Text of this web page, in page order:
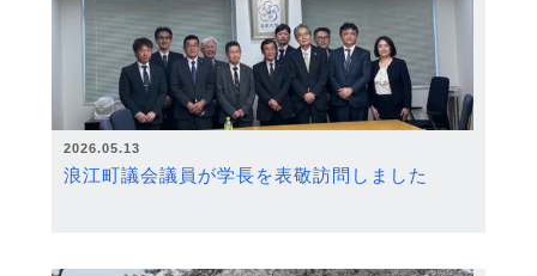
2026.05.13
浪江町議会議員が学長を表敬訪問しました